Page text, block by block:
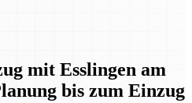
mit Esslingen am
bis zum Einzug